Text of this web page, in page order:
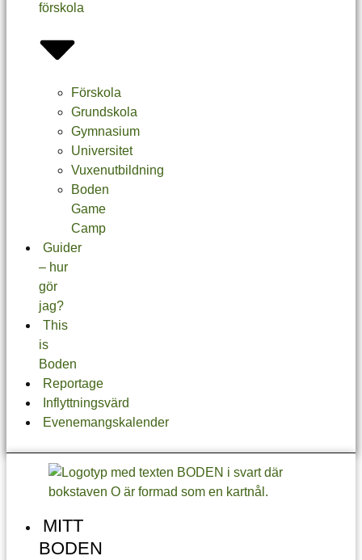
förskola
Förskola
Grundskola
Gymnasium
Universitet
Vuxenutbildning
Boden
Game
Camp
Guider
– hur
gör
jag?
This
is
Boden
Reportage
Inflyttningsvärd
Evenemangskalender
MITT
BODEN